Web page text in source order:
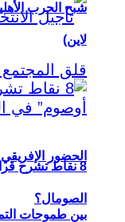
الحضور
بين طموحات
شبح الحرب
لاين)
8 نقاط تشرح
الصومال؟